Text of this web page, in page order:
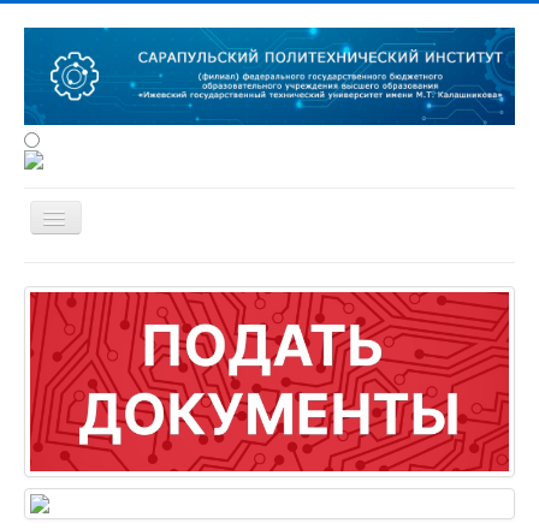
Сведения об образовательной
организации
Об институте
Студенту
Наука
Конференции
Абитуриенту